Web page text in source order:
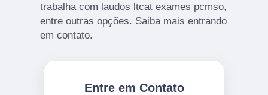
trabalha com laudos ltcat exames pcmso,
entre outras opções. Saiba mais entrando
em contato.
Entre em Contato